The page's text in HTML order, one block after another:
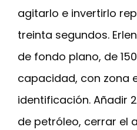
agitarlo e invertirlo
treinta segundos.
de fondo plano, de
capacidad, con zona
identificación. Añadir
de petróleo, cerrar el